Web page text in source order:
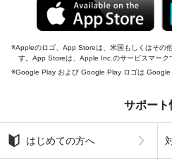
Appleのロゴ、App Storeは、米国もしくはその
す。App Storeは、Apple Inc.のサービスマーク
Google Play および Google Play ロゴは Google
サポート
はじめての方へ